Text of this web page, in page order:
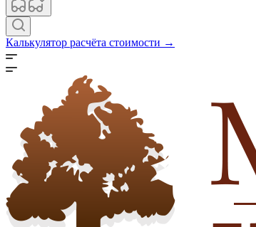
Калькулятор расчёта стоимости →